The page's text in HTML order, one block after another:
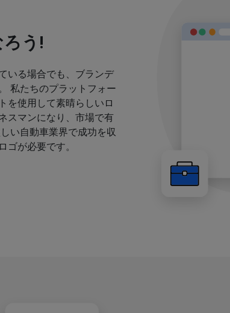
う!
いる場合でも、ブランデ
私たちのプラットフォー
を使用して素晴らしいロ
スマンになり、市場で有
い自動車業界で成功を収
ゴが必要です。